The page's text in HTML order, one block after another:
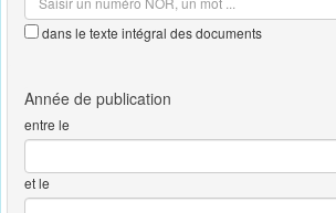
dans le texte intégral des documents
entre le
et le